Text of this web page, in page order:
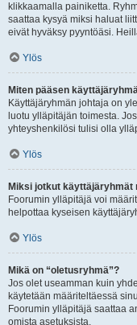
klikkaamalla painiketta.
saattaa kysyä miksi haluat
eivät hyväksy pyyntöäsi.
Ylös
Miten pääsen
Käyttäjäryhmän johtaja on
luotu ylläpitäjän toimesta.
yhteyshenkilösi tulisi olla
Ylös
Miksi jotkut käyttäjäryhmät
Foorumin ylläpitäjä voi
helpottaa kyseisen
Ylös
Mikä on “oletusryhmä”?
Jos olet useamman kuin
käytetään määriteltäessä
Foorumin ylläpitäjä saattaa
omista asetuksista.